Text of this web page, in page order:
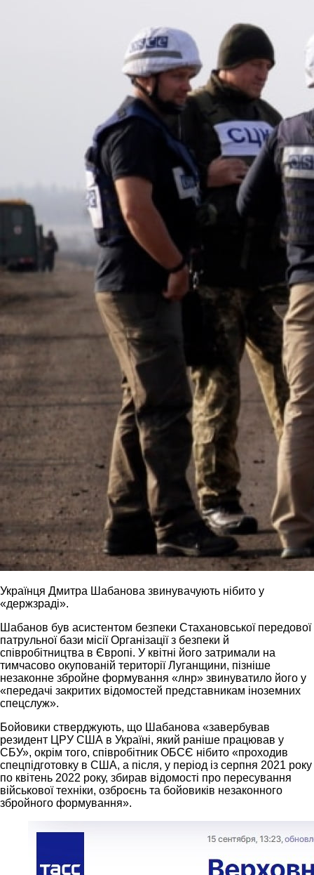
Українця Дмитра Шабанова звинувачують нібито у
«держзраді».
Шабанов був асистентом безпеки Стахановської передової
патрульної бази місії Організації з безпеки й
співробітництва в Європі. У квітні його затримали на
тимчасово окупованій території Луганщини, пізніше
незаконне збройне формування «лнр» звинуватило його у
«передачі закритих відомостей представникам іноземних
спецслуж».
Бойовики стверджують, що Шабанова «завербував
резидент ЦРУ США в Україні, який раніше працював у
СБУ», окрім того, співробітник ОБСЄ нібито «проходив
спецпідготовку в США, а після, у період із серпня 2021 року
по квітень 2022 року, збирав відомості про пересування
військової техніки, озброєнь та бойовиків незаконного
збройного формування».